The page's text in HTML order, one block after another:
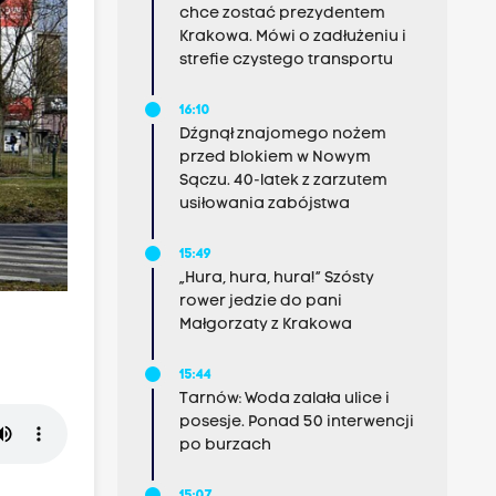
chce zostać prezydentem
Krakowa. Mówi o zadłużeniu i
strefie czystego transportu
16:10
Dźgnął znajomego nożem
przed blokiem w Nowym
Sączu. 40-latek z zarzutem
usiłowania zabójstwa
15:49
„Hura, hura, hura!” Szósty
rower jedzie do pani
Małgorzaty z Krakowa
15:44
Tarnów: Woda zalała ulice i
posesje. Ponad 50 interwencji
po burzach